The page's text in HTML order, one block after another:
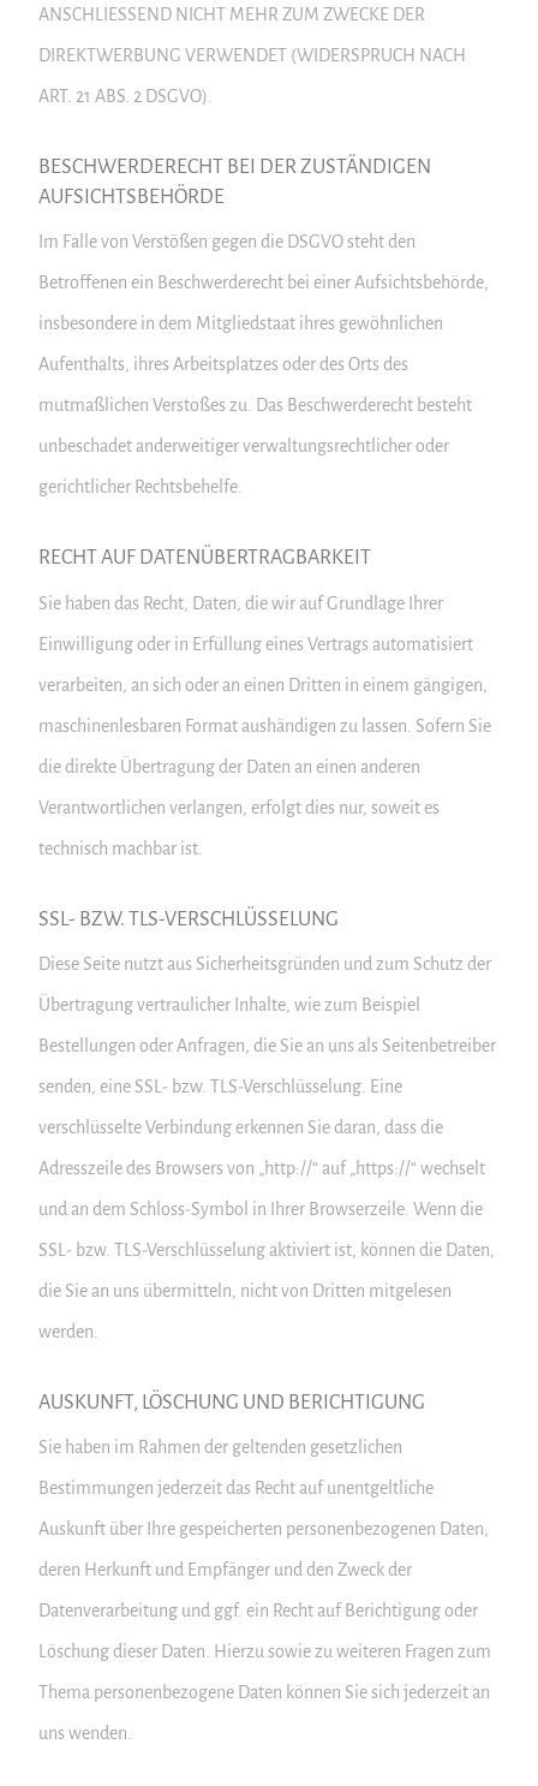
ANSCHLIESSEND NICHT MEHR ZUM ZWECKE DER
DIREKTWERBUNG VERWENDET (WIDERSPRUCH NACH
ART. 21 ABS. 2 DSGVO).
BESCHWERDE­RECHT BEI DER ZUSTÄNDIGEN
AUFSICHTS­BEHÖRDE
Im Falle von Verstößen gegen die DSGVO steht den
Betroffenen ein Beschwerderecht bei einer Aufsichtsbehörde,
insbesondere in dem Mitgliedstaat ihres gewöhnlichen
Aufenthalts, ihres Arbeitsplatzes oder des Orts des
mutmaßlichen Verstoßes zu. Das Beschwerderecht besteht
unbeschadet anderweitiger verwaltungsrechtlicher oder
gerichtlicher Rechtsbehelfe.
RECHT AUF DATEN­ÜBERTRAG­BARKEIT
Sie haben das Recht, Daten, die wir auf Grundlage Ihrer
Einwilligung oder in Erfüllung eines Vertrags automatisiert
verarbeiten, an sich oder an einen Dritten in einem gängigen,
maschinenlesbaren Format aushändigen zu lassen. Sofern Sie
die direkte Übertragung der Daten an einen anderen
Verantwortlichen verlangen, erfolgt dies nur, soweit es
technisch machbar ist.
SSL- BZW. TLS-VERSCHLÜSSELUNG
Diese Seite nutzt aus Sicherheitsgründen und zum Schutz der
Übertragung vertraulicher Inhalte, wie zum Beispiel
Bestellungen oder Anfragen, die Sie an uns als Seitenbetreiber
senden, eine SSL- bzw. TLS-Verschlüsselung. Eine
verschlüsselte Verbindung erkennen Sie daran, dass die
Adresszeile des Browsers von „http://“ auf „https://“ wechselt
und an dem Schloss-Symbol in Ihrer Browserzeile. Wenn die
SSL- bzw. TLS-Verschlüsselung aktiviert ist, können die Daten,
die Sie an uns übermitteln, nicht von Dritten mitgelesen
werden.
AUSKUNFT, LÖSCHUNG UND BERICHTIGUNG
Sie haben im Rahmen der geltenden gesetzlichen
Bestimmungen jederzeit das Recht auf unentgeltliche
Auskunft über Ihre gespeicherten personenbezogenen Daten,
deren Herkunft und Empfänger und den Zweck der
Datenverarbeitung und ggf. ein Recht auf Berichtigung oder
Löschung dieser Daten. Hierzu sowie zu weiteren Fragen zum
Thema personenbezogene Daten können Sie sich jederzeit an
uns wenden.